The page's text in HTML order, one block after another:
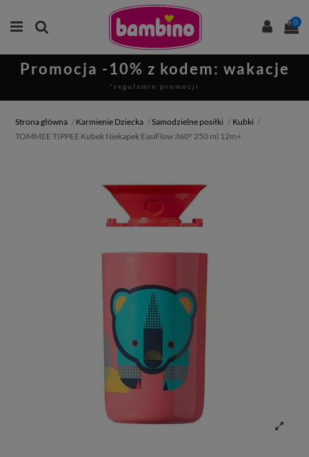
0
Promocja -10% z kodem: wakacje
*regulamin promocji
Strona główna Karmienie Dziecka Samodzielne posiłki
Kubki
TOMMEE TIPPEE Kubek Niekapek EasiFlow 360° 250 ml 12m+